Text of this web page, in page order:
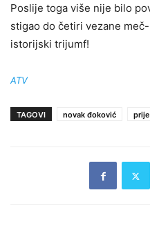
Poslije toga više nije bilo
stigao do četiri vezane
istorijski trijumf!
ATV
TAGOVI novak đoković